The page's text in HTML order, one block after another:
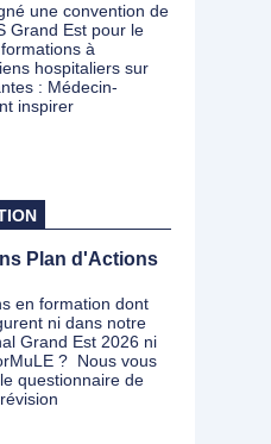
une convention de
Grand Est pour le
à
hospitaliers sur
: Médecin-
inspirer
Plan d'Actions
en formation dont
ni dans notre
Grand Est 2026 ni
? Nous vous
questionnaire de